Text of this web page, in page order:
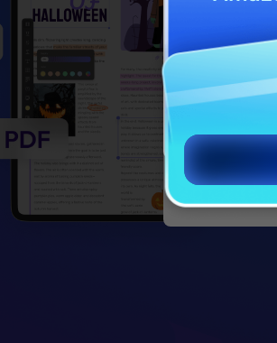
Are you
region?
relevant